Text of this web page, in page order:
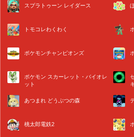
スプラトゥーン レイダース
トモコレわくわく
ポケモンチャンピオンズ
ポケモン スカーレット・バイオレ
ット
あつまれ どうぶつの森
桃太郎電鉄2